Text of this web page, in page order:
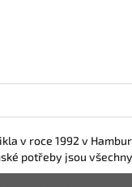
v roce 1992 v
potřeby jsou